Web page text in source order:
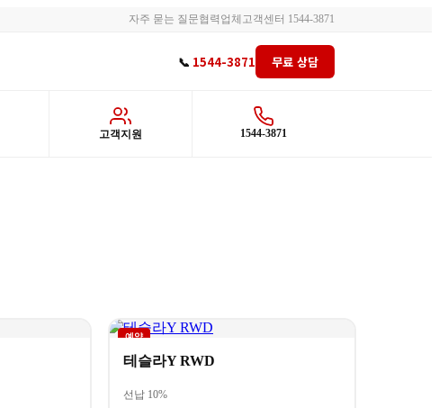
자주 묻는 질문협력업체 고객센터 1544-3871
📞 1544-3871 무료 상담
고객지원 1544-3871
예약
테슬라Y RWD
선납 10%